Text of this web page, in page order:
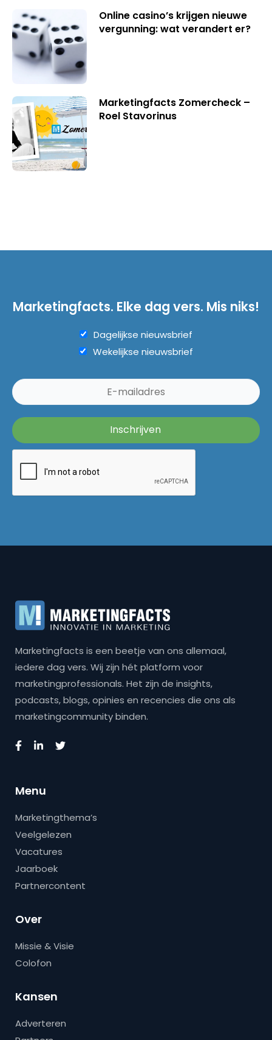
Online casino’s krijgen nieuwe
vergunning: wat verandert er?
Marketingfacts Zomercheck –
Roel Stavorinus
Marketingfacts. Elke dag vers. Mis niks!
Dagelijkse nieuwsbrief
Wekelijkse nieuwsbrief
Marketingfacts is een beetje van ons allemaal,
iedere dag vers. Wij zijn hét platform voor
marketingprofessionals. Het zijn de insights,
podcasts, blogs, opinies en recencies die ons als
marketingcommunity binden.
Menu
Marketingthema’s
Veelgelezen
Vacatures
Jaarboek
Partnercontent
Over
Missie & Visie
Colofon
Kansen
Adverteren